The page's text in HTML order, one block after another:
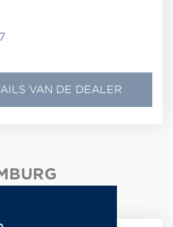
VAN DE DEALER